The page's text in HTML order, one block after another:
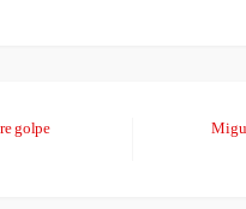
golpe